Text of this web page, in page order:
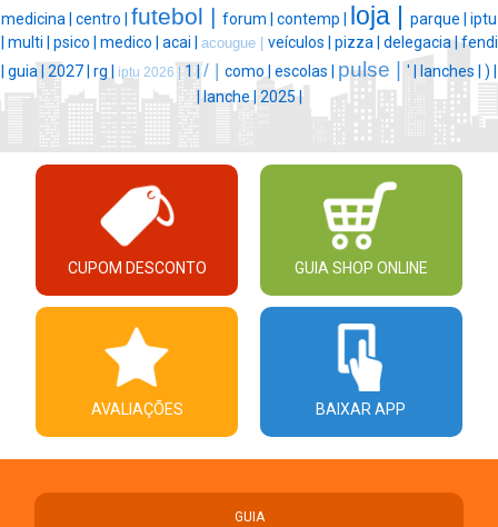
medicina | centro | futebol | forum | contemp | loja | parque | iptu
multi | psico | medico | acai | acougue | veículos | pizza | delegacia |fendi
guia | 2027 | rg | iptu 2026 | 1 | / | como | escolas | pulse | ' | lanches | ) |
|lanche | 2025 |
CUPOM DESCONTO GUIA SHOP ONLINE
AVALIAÇÕES BAIXAR APP
GUIA